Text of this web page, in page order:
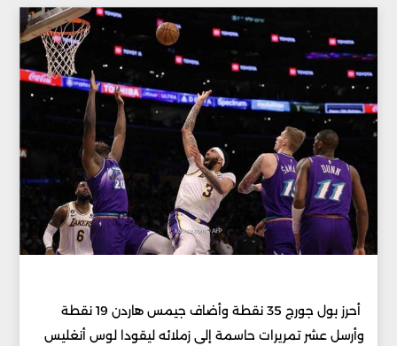
أحرز بول جورج 35 نقطة وأضاف جيمس هاردن 19 نقطة
وأرسل عشر تمريرات حاسمة إلى زملائه ليقودا لوس أنغليس